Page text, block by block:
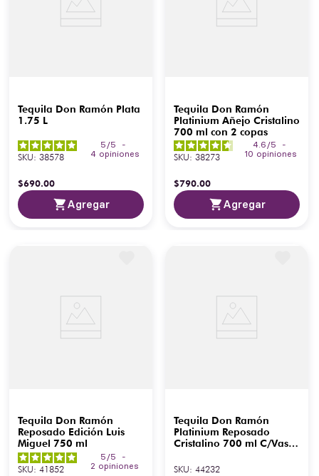
Tequila Don Ramón Plata
1.75 L
5 /5
-
4 opiniones
SKU: 38578
$690.00
Agregar
Tequila Don Ramón
Platinium Añejo Cristalino
700 ml con 2 copas
4.6 /5
-
10 opiniones
SKU: 38273
$790.00
Agregar
Tequila Don Ramón
Reposado Edición Luis
Miguel 750 ml
5 /5
-
2 opiniones
SKU: 41852
Tequila Don Ramón
Platinium Reposado
Cristalino 700 ml C/Vaso
SKU: 44232